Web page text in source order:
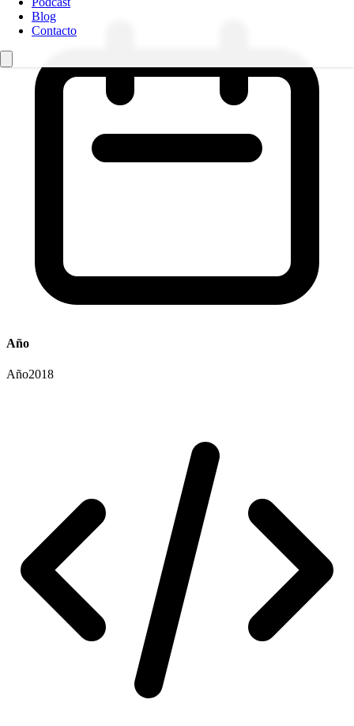
Blog
Contacto
Año
Año2018